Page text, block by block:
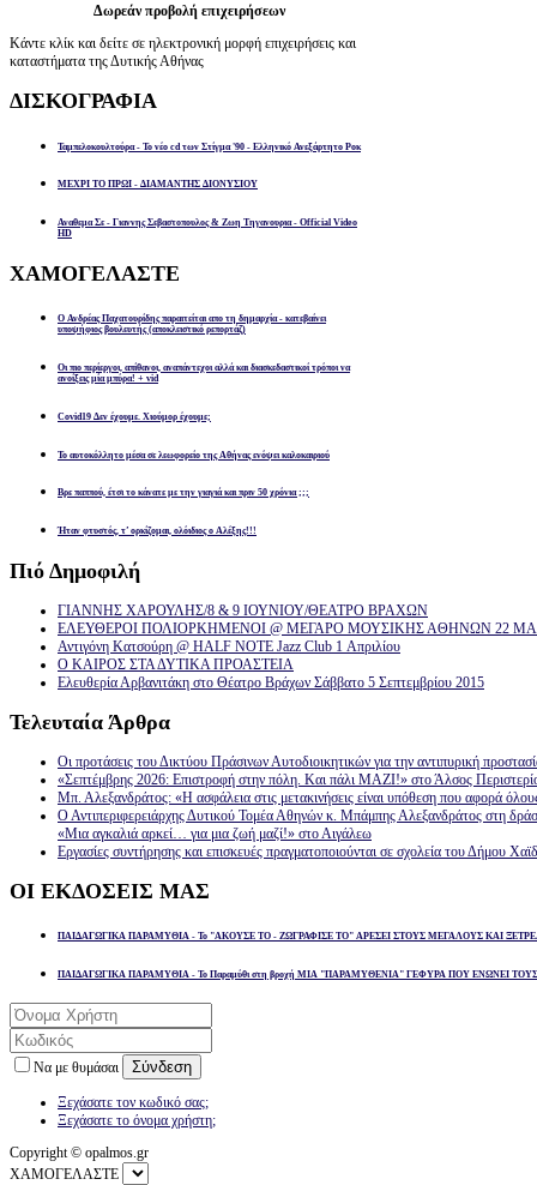
Δωρεάν προβολή επιχειρήσεων
Κάντε κλίκ και δείτε σε ηλεκτρονική μορφή επιχειρήσεις και
καταστήματα της Δυτικής Αθήνας
ΔΙΣΚΟΓΡΑΦΙΑ
Ταμπελοκουλτούρα - Το νέο cd των Στίγμα '90 - Ελληνικό Ανεξάρτητο Ροκ
ΜΕΧΡΙ ΤΟ ΠΡΩΙ - ΔΙΑΜΑΝΤΗΣ ΔΙΟΝΥΣΙΟΥ
Αναθεμα Σε - Γιαννης Σεβαστοπουλος & Ζωη Τηγανουρια - Official Video
HD
ΧΑΜΟΓΕΛΑΣΤΕ
Ο Ανδρέας Παχατουρίδης παραιτείται απο τη δημαρχία - κατεβαίνει
υποψήφιος βουλευτής (αποκλειστικό ρεπορτάζ)
Οι πιο περίεργοι, απίθανοι, αναπάντεχοι αλλά και διασκεδαστικοί τρόποι να
ανοίξεις μία μπύρα! + vid
Covid19 Δεν έχουμε. Χιούμορ έχουμε;
Το αυτοκόλλητο μέσα σε λεωφορείο της Αθήνας ενόψει καλοκαιριού
Βρε παππού, έτσι το κάνατε με την γιαγιά και πριν 50 χρόνια ;;;
Ήταν φτυστός, τ’ ορκίζομαι, ολόιδιος ο Αλέξης!!!
Πιό Δημοφιλή
ΓΙΑΝΝΗΣ ΧΑΡΟΥΛΗΣ/8 & 9 ΙΟΥΝΙΟΥ/ΘΕΑΤΡΟ ΒΡΑΧΩΝ
ΕΛΕΥΘΕΡΟΙ ΠΟΛΙΟΡΚΗΜΕΝΟΙ @ ΜΕΓΑΡΟ ΜΟΥΣΙΚΗΣ ΑΘΗΝΩΝ 22
Αντιγόνη Κατσούρη @ HALF NOTE Jazz Club 1 Απριλίου
Ο ΚΑΙΡΟΣ ΣΤΑ ΔΥΤΙΚΑ ΠΡΟΑΣΤΕΙΑ
Ελευθερία Αρβανιτάκη στο Θέατρο Βράχων Σάββατο 5 Σεπτεμβρίου 2015
Τελευταία Άρθρα
Οι προτάσεις του Δικτύου Πράσινων Αυτοδιοικητικών για την αντιπυρική
«Σεπτέμβρης 2026: Επιστροφή στην πόλη. Και πάλι ΜΑΖΙ!» στο Άλσος
Μπ. Αλεξανδράτος: «Η ασφάλεια στις μετακινήσεις είναι υπόθεση που αφορά
Ο Αντιπεριφερειάρχης Δυτικού Τομέα Αθηνών κ. Μπάμπης Αλεξανδράτος στη
«Μια αγκαλιά αρκεί… για μια ζωή μαζί!» στο Αιγάλεω
Εργασίες συντήρησης και επισκευές πραγματοποιούνται σε σχολεία του Δήμου
ΟΙ ΕΚΔΟΣΕΙΣ ΜΑΣ
ΠΑΙΔΑΓΩΓΙΚΑ ΠΑΡΑΜΥΘΙΑ - Το "ΑΚΟΥΣΕ ΤΟ - ΖΩΓΡΑΦΙΣΕ ΤΟ" ΑΡΕΣΕΙ ΣΤΟΥΣ ΜΕΓΑΛΟΥΣ ΚΑΙ
ΠΑΙΔΑΓΩΓΙΚΑ ΠΑΡΑΜΥΘΙΑ - Το Παραμύθι στη βροχή ΜΙΑ "ΠΑΡΑΜΥΘΕΝΙΑ" ΓΕΦΥΡΑ ΠΟΥ ΕΝΩΝΕΙ
Να με θυμάσαι Σύνδεση
Ξεχάσατε τον κωδικό σας;
Ξεχάσατε το όνομα χρήστη;
Copyright © opalmos.gr
ΧΑΜΟΓΕΛΑΣΤΕ